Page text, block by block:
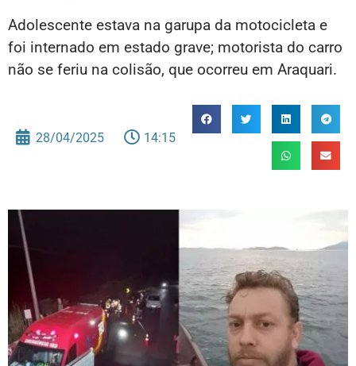
Adolescente estava na garupa da motocicleta e
foi internado em estado grave; motorista do carro
não se feriu na colisão, que ocorreu em Araquari.
28/04/2025 14:15